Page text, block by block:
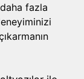
fazla